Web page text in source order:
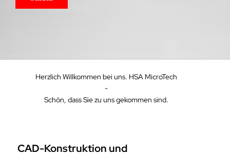
Schön, dass Sie zu uns gekommen sind.
CAD-Konstruktion und
Metallbearbeitungen in der Nähe von
Cunnersdorf benötigt? HSA MicroTech,
Wir sind Ihr Profi.
in Ihrer Stadt nach einem vernünftigen